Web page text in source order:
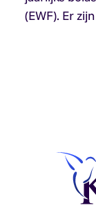
(EWF). Er